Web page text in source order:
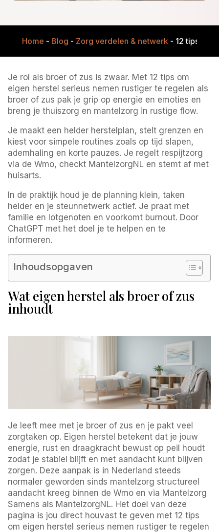
Home - Blog - Zorg verdelen & netwerk - 12 tips om
Je rol als broer of zus is zwaar. Met 12 tips om
eigen herstel serieus nemen rustiger te regelen als
broer of zus pak je grip op energie en emoties en
breng je thuiszorg en mantelzorg in rustige flow.
Je maakt een helder herstelplan, stelt grenzen en
kiest voor simpele routines zoals op tijd slapen,
ademhaling en korte pauzes. Je regelt respijtzorg
via de Wmo, checkt MantelzorgNL en stemt af met
huisarts.
In de praktijk houd je de planning klein, taken
helder en je steunnetwerk actief. Je praat met
familie en lotgenoten en voorkomt burnout. Door
ChatGPT met het doel je te helpen en te
informeren.
Inhoudsopgaven
Wat eigen herstel als broer of zus
inhoudt
Je leeft mee met je broer of zus en je pakt veel
zorgtaken op. Eigen herstel betekent dat je jouw
energie, rust en draagkracht bewust op peil houdt
zodat je stabiel blijft en met aandacht kunt blijven
zorgen. Deze aanpak is in Nederland steeds
normaler geworden sinds mantelzorg structureel
aandacht kreeg binnen de Wmo en via Mantelzorg
Samens als MantelzorgNL. Het doel van deze
pagina is jou direct houvast te geven met 12 tips
om eigen herstel serieus nemen rustiger te regelen